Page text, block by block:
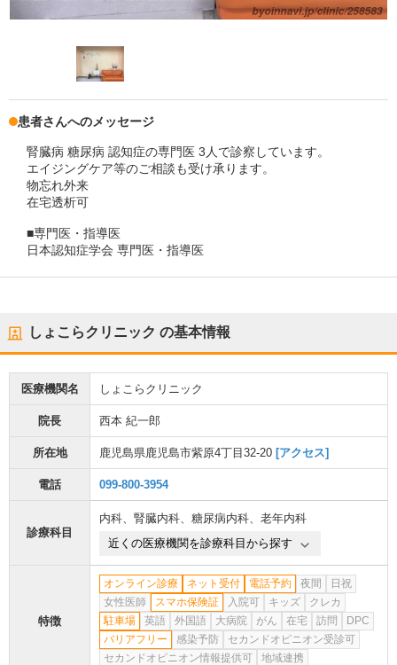
患者さんへのメッセージ
腎臓病 糖尿病 認知症の専門医 3人で診察しています。
エイジングケア等のご相談も受け承ります。
物忘れ外来
在宅透析可
■専門医・指導医
日本認知症学会 専門医・指導医
しょこらクリニック の基本情報
医療機関名 しょこらクリニック
院長 西本 紀一郎
所在地 鹿児島県鹿児島市紫原4丁目32-20 [アクセス]
電話 099-800-3954
診療科目
内科、 腎臓内科、 糖尿病内科、 老年内科
近くの医療機関を診療科目から探す
特徴
オンライン診療 ネット受付 電話予約 夜間
日祝
女性医師
スマホ保険証 入院可 キッズ
クレカ
駐車場
英語 外国語 大病院 がん 在宅 訪問
DPC
バリアフリー
感染予防
セカンドオピニオン受診可
セカンドオピニオン情報提供可
地域連携